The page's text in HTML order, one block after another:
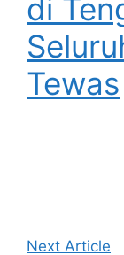
di
Tewas
Next Article